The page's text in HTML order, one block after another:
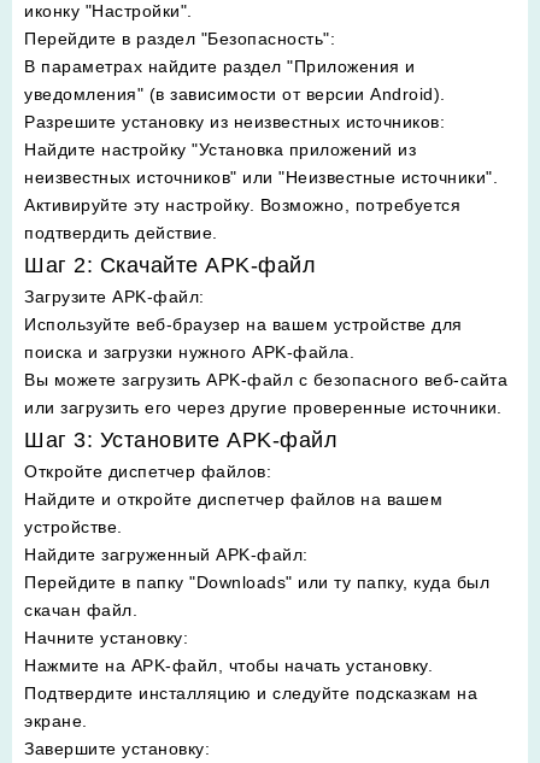
иконку "Настройки".
Перейдите в раздел "Безопасность":
В параметрах найдите раздел "Приложения и
уведомления" (в зависимости от версии Android).
Разрешите установку из неизвестных источников:
Найдите настройку "Установка приложений из
неизвестных источников" или "Неизвестные источники".
Активируйте эту настройку. Возможно, потребуется
подтвердить действие.
Шаг 2: Скачайте APK-файл
Загрузите APK-файл:
Используйте веб-браузер на вашем устройстве для
поиска и загрузки нужного APK-файла.
Вы можете загрузить APK-файл с безопасного веб-сайта
или загрузить его через другие проверенные источники.
Шаг 3: Установите APK-файл
Откройте диспетчер файлов:
Найдите и откройте диспетчер файлов на вашем
устройстве.
Найдите загруженный APK-файл:
Перейдите в папку "Downloads" или ту папку, куда был
скачан файл.
Начните установку:
Нажмите на APK-файл, чтобы начать установку.
Подтвердите инсталляцию и следуйте подсказкам на
экране.
Завершите установку: